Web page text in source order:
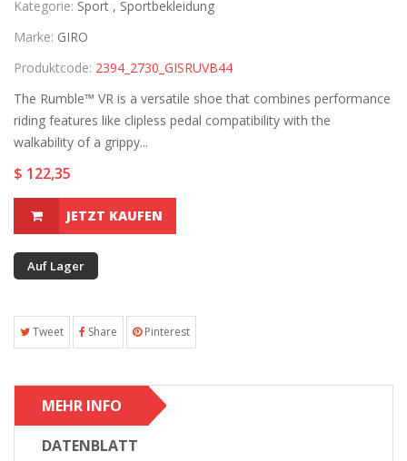
Kategorie: Sport , Sportbekleidung
Marke: GIRO
Produktcode: 2394_2730_GISRUVB44
The Rumble™ VR is a versatile shoe that combines performance
riding features like clipless pedal compatibility with the
walkability of a grippy...
$ 122,35
JETZT KAUFEN
Auf Lager
Tweet Share Pinterest
MEHR INFO
DATENBLATT